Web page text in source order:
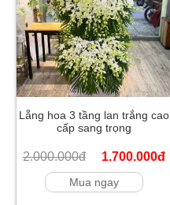
Lẵng hoa 3 tầng lan trắng cao
cấp sang trọng
2.000.000đ 1.700.000đ
Mua ngay